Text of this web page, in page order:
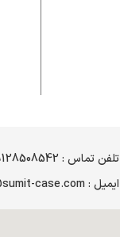
تلفن تماس : 09128508542
ایمیل : info@sumit-case.com